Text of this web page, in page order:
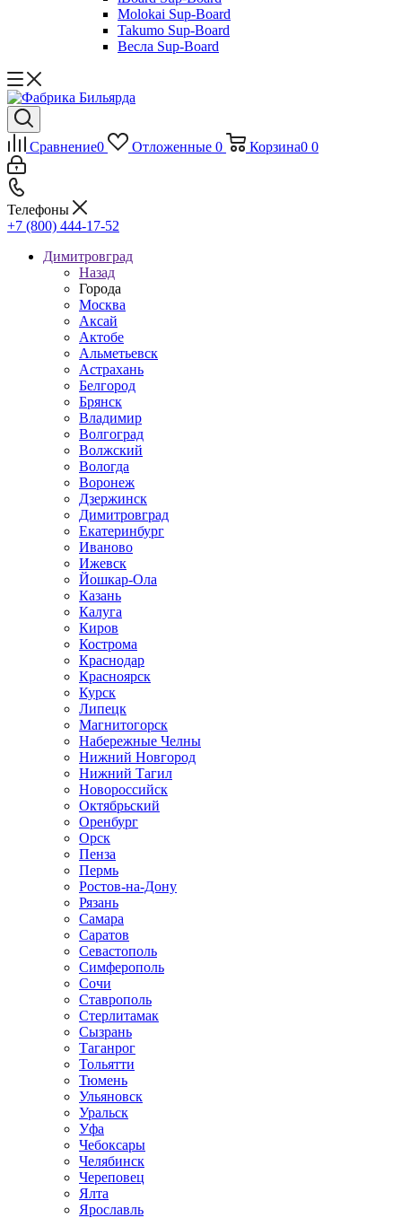
Molokai Sup-Board
Takumo Sup-Board
Весла Sup-Board
Сравнение0 Отложенные 0 Корзина0 0
Телефоны
+7 (800) 444-17-52
Димитровград
Назад
Города
Москва
Аксай
Актобе
Альметьевск
Астрахань
Белгород
Брянск
Владимир
Волгоград
Волжский
Вологда
Воронеж
Дзержинск
Димитровград
Екатеринбург
Иваново
Ижевск
Йошкар-Ола
Казань
Калуга
Киров
Кострома
Краснодар
Красноярск
Курск
Липецк
Магнитогорск
Набережные Челны
Нижний Новгород
Нижний Тагил
Новороссийск
Октябрьский
Оренбург
Орск
Пенза
Пермь
Ростов-на-Дону
Рязань
Самара
Саратов
Севастополь
Симферополь
Сочи
Ставрополь
Стерлитамак
Сызрань
Таганрог
Тольятти
Тюмень
Ульяновск
Уральск
Уфа
Чебоксары
Челябинск
Череповец
Ялта
Ярославль